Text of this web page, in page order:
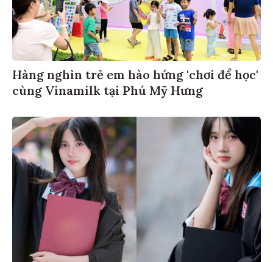
Hàng nghìn trẻ em hào hứng 'chơi để học'
cùng Vinamilk tại Phú Mỹ Hưng